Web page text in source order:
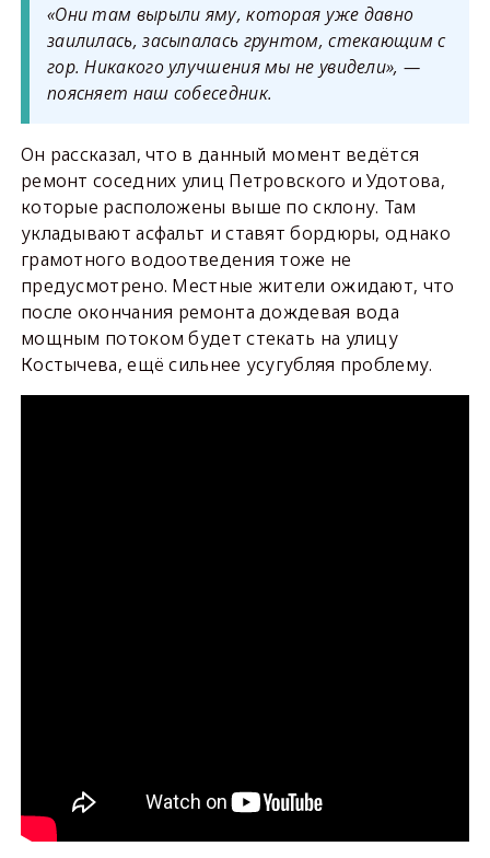
«Они там вырыли яму, которая уже давно
заилилась, засыпалась грунтом, стекающим с
гор. Никакого улучшения мы не увидели», —
поясняет наш собеседник.
Он рассказал, что в данный момент ведётся
ремонт соседних улиц Петровского и Удотова,
которые расположены выше по склону. Там
укладывают асфальт и ставят бордюры, однако
грамотного водоотведения тоже не
предусмотрено. Местные жители ожидают, что
после окончания ремонта дождевая вода
мощным потоком будет стекать на улицу
Костычева, ещё сильнее усугубляя проблему.